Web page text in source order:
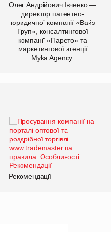
Олег Андрійович Івченко —
директор патентно-
юридичної компанії «Вайз
Груп», консалтингової
компанії «Парето» та
маркетингової агенції
Myka Agency.
Рекомендації